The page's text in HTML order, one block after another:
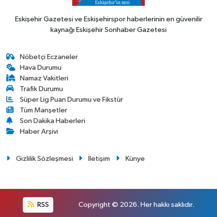
Eskişehir Gazetesi ve Eskişehirspor haberlerinin en güvenilir
kaynağı Eskişehir Sonhaber Gazetesi
Nöbetçi Eczaneler
Hava Durumu
Namaz Vakitleri
Trafik Durumu
Süper Lig Puan Durumu ve Fikstür
Tüm Manşetler
Son Dakika Haberleri
Haber Arşivi
Gizlilik Sözleşmesi İletişim Künye
RSS Copyright © 2026. Her hakkı saklıdır.